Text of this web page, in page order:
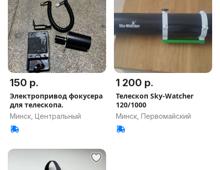
150 р.
Электропривод фокусера
для телескопа.
Минск, Центральный
1 200 р.
Телескоп Sky-Watcher
120/1000
Минск, Первомайский